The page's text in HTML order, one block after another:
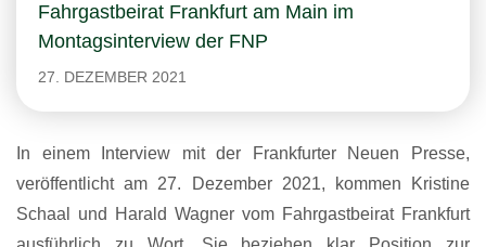
Fahrgastbeirat Frankfurt am Main im
Montagsinterview der FNP
27. DEZEMBER 2021
In einem Interview mit der Frankfurter Neuen Presse,
veröffentlicht am 27. Dezember 2021, kommen Kristine
Schaal und Harald Wagner vom Fahrgastbeirat Frankfurt